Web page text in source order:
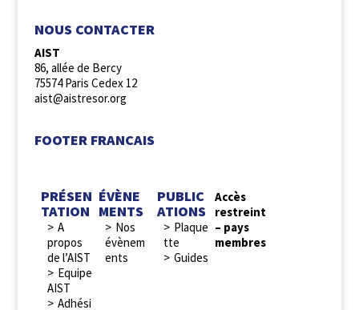
NOUS CONTACTER
AIST
86, allée de Bercy
75574 Paris Cedex 12
aist@aistresor.org
FOOTER FRANCAIS
PRÉSEN
TATION
A
propos
de l’AIST
Equipe
AIST
Adhési
ÉVÈNE
MENTS
Nos
évènem
ents
PUBLIC
ATIONS
Plaque
tte
Guides
Accès
restreint
– pays
membres